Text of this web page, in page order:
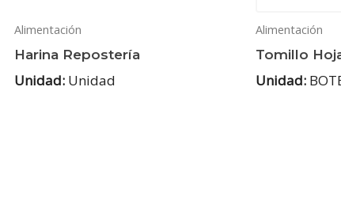
Alimentación
Harina Repostería
Unidad: Unidad
Alimentación
Tomillo
Unidad: